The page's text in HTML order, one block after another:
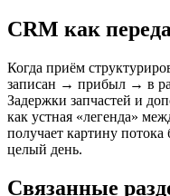
CRM как
Когда приём
записан → прибыл → в
Задержки запчастей и
как устная «легенда»
получает картину потока
целый день.
Связанные